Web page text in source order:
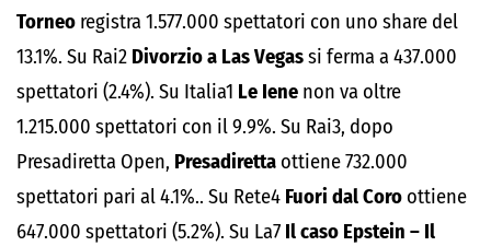
Torneo registra 1.577.000 spettatori con uno share del
13.1%. Su Rai2 Divorzio a Las Vegassi ferma a 437.000
spettatori (2.4%). Su Italia1 Le Iene non va oltre
1.215.000 spettatori con il 9.9%. Su Rai3, dopo
Presadiretta Open, Presadiretta ottiene 732.000
spettatori pari al 4.1%.. Su Rete4 Fuori dal Coro ottiene
647.000 spettatori (5.2%). Su La7 Il caso Epstein – Il